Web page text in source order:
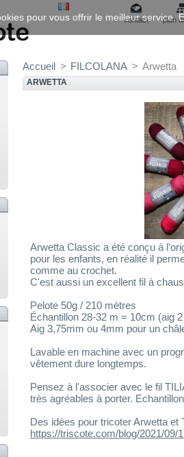
contact plan
Accueil > FILCOLANA > Arwetta
ARWETTA
Arwetta Classic a été conçu à
pour les enfants, en réalité il
comme au crochet.
C'est aussi un excellent fil à
Pelote 50g / 210 mètres
Échantillon 28-32 m = 10cm (aig
Aig 3,75mm ou 4mm pour un
Lavable en machine avec un
vêtement dure longtemps.
Pensez à l'associer avec le fil
très agréables à porter.
Des idées pour tricoter Arwetta et
https://triscote.com/blog/2021/09/
pour vous offrir le meilleur